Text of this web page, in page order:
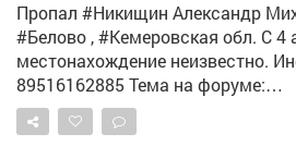
Пропал #Никищин Александр
#Белово , #Кемеровская обл. С 4 августа 2026 года его
местонахождение неизвестно. Инфорг: Нота (Ольга)
89516162885 Тема на форуме:
https://lizaalert.org/forum/
#ЛизаАлерт #ЛизаАлертКузбасс